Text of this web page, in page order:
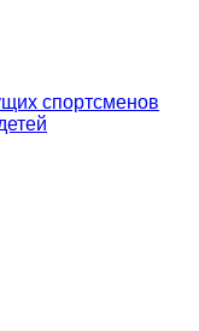
спортсменов